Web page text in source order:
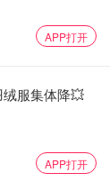
APP打开
服集体降💥
APP打开